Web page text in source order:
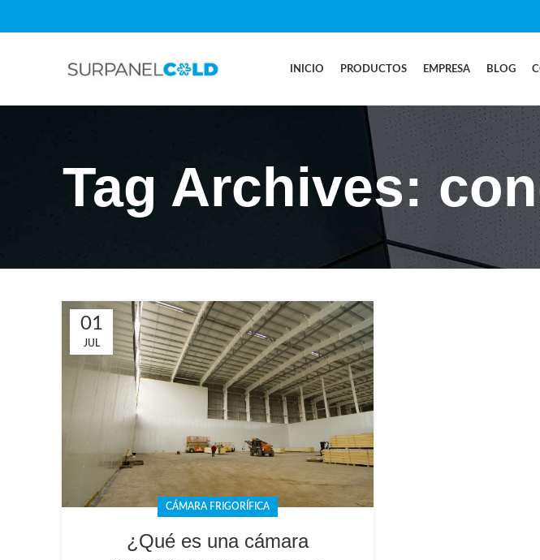
INICIO PRODUCTOS EMPRESA BLOG
Tag Archives:
01
JUL
CÁMARA FRIGORÍFICA
¿Qué es una cámara